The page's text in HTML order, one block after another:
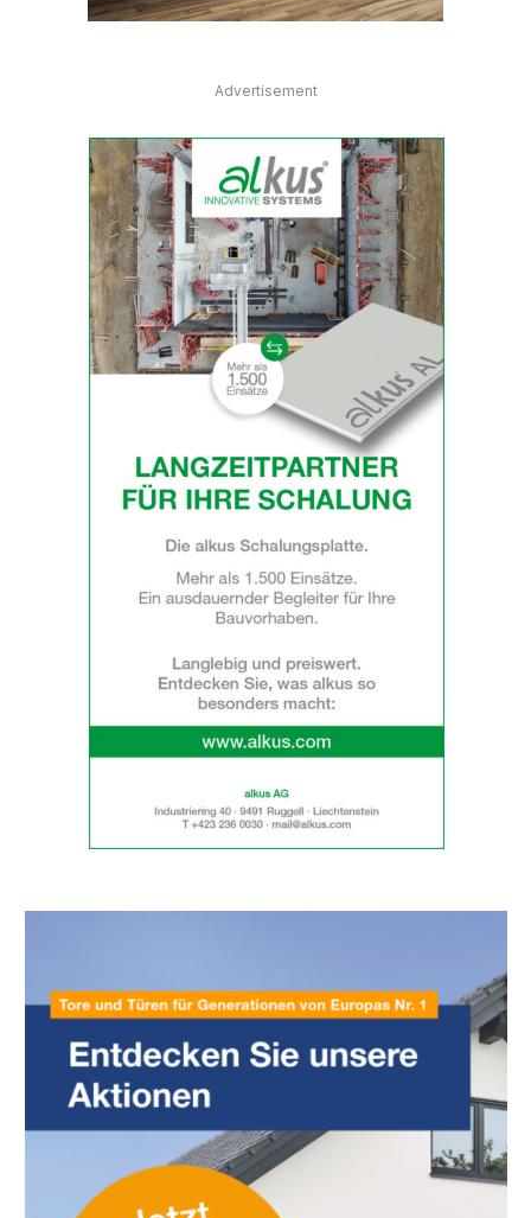
Advertisement